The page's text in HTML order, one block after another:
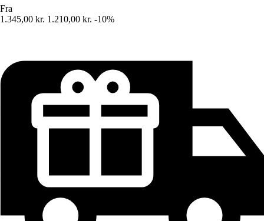
Fra
1.345,00 kr. 1.210,00 kr. -10%